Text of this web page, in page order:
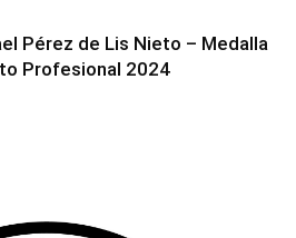
Pérez de Lis Nieto – Medalla
Profesional 2024